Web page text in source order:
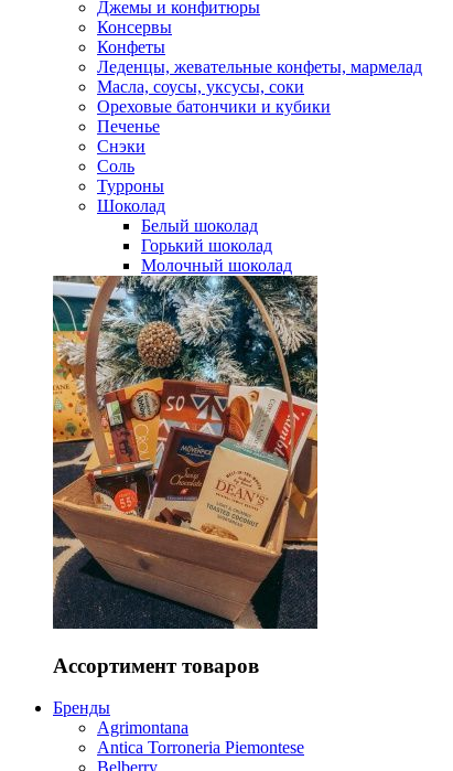
Джемы и конфитюры
Консервы
Конфеты
Леденцы, жевательные конфеты, мармелад
Масла, соусы, уксусы, соки
Ореховые батончики и кубики
Печенье
Снэки
Соль
Турроны
Шоколад
Белый шоколад
Горький шоколад
Молочный шоколад
Ассортимент товаров
Бренды
Agrimontana
Antica Torroneria Piemontese